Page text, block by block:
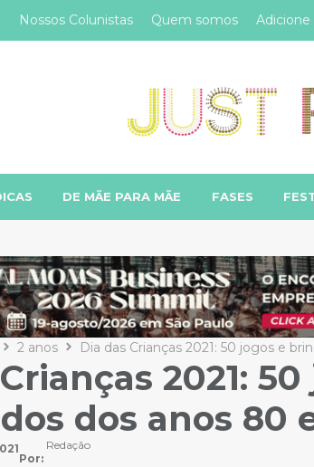
Nossos Colunistas Quem somos Adicione
DE MÃE PARA MÃE FASES
2 anos Dia das Crianças 2021: 50 jogos e
2021:
dos anos 80
Por:
Redação